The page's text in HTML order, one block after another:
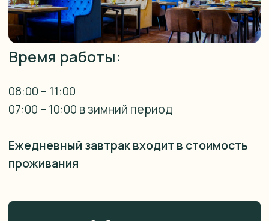
Ежедневный завтрак входит в стоимость
проживания
Забронировать